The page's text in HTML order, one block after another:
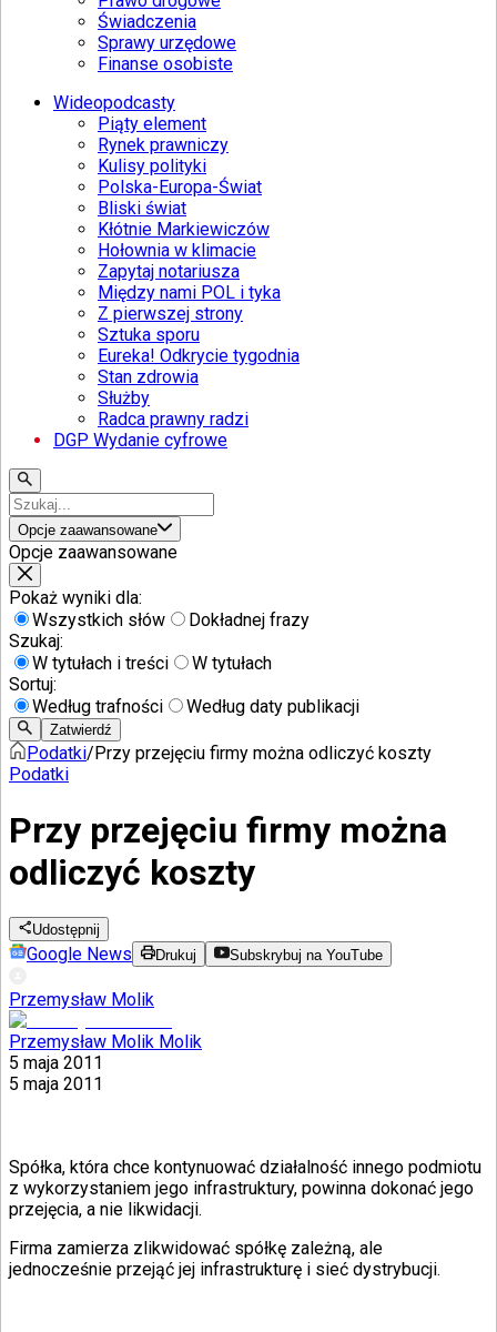
Świadczenia
Sprawy urzędowe
Finanse osobiste
Wideopodcasty
Piąty element
Rynek prawniczy
Kulisy polityki
Polska-Europa-Świat
Bliski świat
Kłótnie Markiewiczów
Hołownia w klimacie
Zapytaj notariusza
Między nami POL i tyka
Z pierwszej strony
Sztuka sporu
Eureka! Odkrycie tygodnia
Stan zdrowia
Służby
Radca prawny radzi
DGP Wydanie cyfrowe
Opcje zaawansowane
Opcje zaawansowane
Pokaż wyniki dla:
Wszystkich słów
Dokładnej frazy
Szukaj:
W tytułach i treści
W tytułach
Sortuj:
Według trafności
Według daty publikacji
Zatwierdź
Podatki/ Przy przejęciu firmy można odliczyć koszty
Podatki
Przy przejęciu firmy można
odliczyć koszty
Udostępnij
Google News Drukuj Subskrybuj na YouTube
Przemysław Molik
Przemysław Molik Molik
5 maja 2011
5 maja 2011
Spółka, która chce kontynuować działalność innego podmiotu
z wykorzystaniem jego infrastruktury, powinna dokonać jego
przejęcia, a nie likwidacji.
Firma zamierza zlikwidować spółkę zależną, ale
jednocześnie przejąć jej infrastrukturę i sieć dystrybucji.